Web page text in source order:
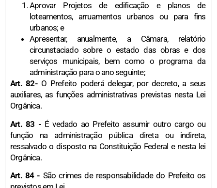
Aprovar Projetos de edificação e planos de
loteamentos, arruamentos urbanos ou para fins
urbanos; e
Apresentar, anualmente, a Câmara, relatório
circunstaciado sobre o estado das obras e dos
serviços municipais, bem como o programa da
administração para o ano seguinte;
Art. 82-O Prefeito poderá delegar, por decreto, a seus
auxiliares, as funções administrativas previstas nesta Lei
Orgânica.
Art. 83 -É vedado ao Prefeito assumir outro cargo ou
função na administração pública direta ou indireta,
ressalvado o disposto na Constituição Federal e nesta lei
Orgânica.
Art. 84 - São crimes de responsabilidade do Prefeito os